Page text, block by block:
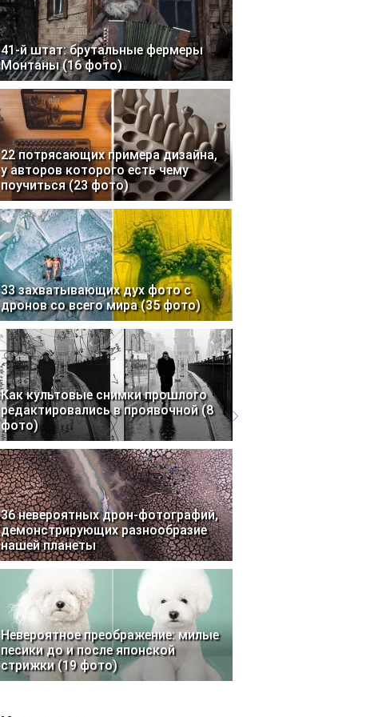
41-й штат: брутальные фермеры
Монтаны (16 фото)
22 потрясающих примера дизайна,
у авторов которого есть чему
поучиться (23 фото)
33 захватывающих дух фото с
дронов со всего мира (35 фото)
Как культовые снимки прошлого
редактировались в проявочной (8
фото)
36 невероятных дрон-фотографий,
демонстрирующих разнообразие
нашей планеты
Невероятное преображение: милые
песики до и после японской
стрижки (19 фото)